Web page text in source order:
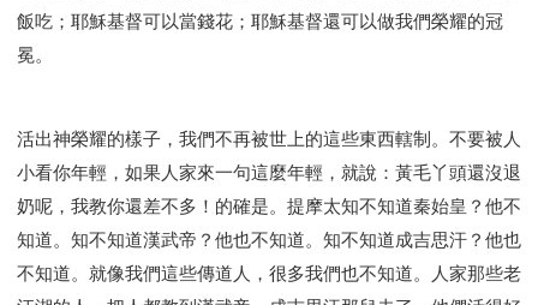
飯吃；耶穌基督可以當錢花；耶穌基督還可以做我們榮耀的冠
冕。
活出神榮耀的樣子，我們不再被世上的這些東西轄制。不要被人
小看你年輕，如果人家來一句這麼年輕，就說：黃毛丫頭還沒退
奶呢，我教你還差不多！的確是。提摩太知不知道秦始皇？他不
知道。知不知道漢武帝？他也不知道。知不知道成吉思汗？他也
不知道。就像我們這些傳道人，很多我們也不知道。人家那些老